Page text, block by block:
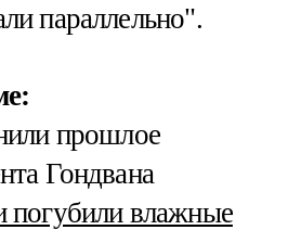
параллельно".
прошлое
Гондвана
погубили влажные